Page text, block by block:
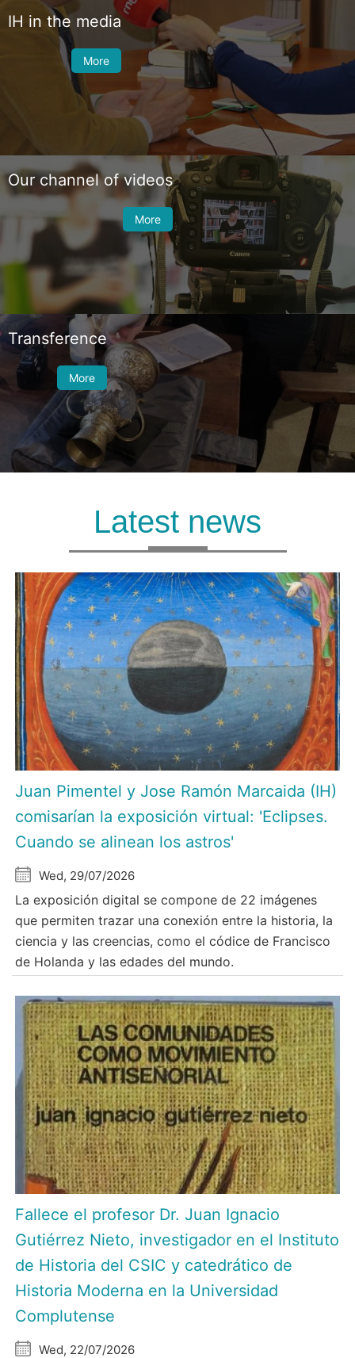
IH in the media
More
Our channel of videos
More
Transference
More
Latest news
Juan Pimentel y Jose Ramón Marcaida (IH)
comisarían la exposición virtual: 'Eclipses.
Cuando se alinean los astros'
Wed, 29/07/2026
La exposición digital se compone de 22 imágenes
que permiten trazar una conexión entre la historia, la
ciencia y las creencias, como el códice de Francisco
de Holanda y las edades del mundo.
Fallece el profesor Dr. Juan Ignacio
Gutiérrez Nieto, investigador en el Instituto
de Historia del CSIC y catedrático de
Historia Moderna en la Universidad
Complutense
Wed, 22/07/2026